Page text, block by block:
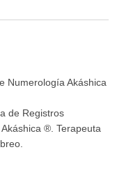
Numerología Akáshica
de Registros
®. Terapeuta